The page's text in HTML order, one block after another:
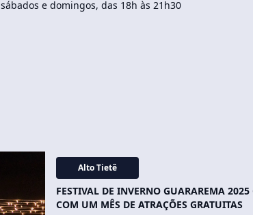
sábados e domingos, das 18h às 21h30
Alto Tietê
FESTIVAL DE INVERNO GUARAREMA 2025
COM UM MÊS DE ATRAÇÕES GRATUITAS